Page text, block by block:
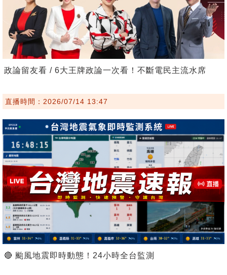
政論留友看 / 6大王牌政論一次看！不斷電民主流水席
直播時間：2026/07/14 13:47
🔴 颱風地震即時動態！24小時全台監測